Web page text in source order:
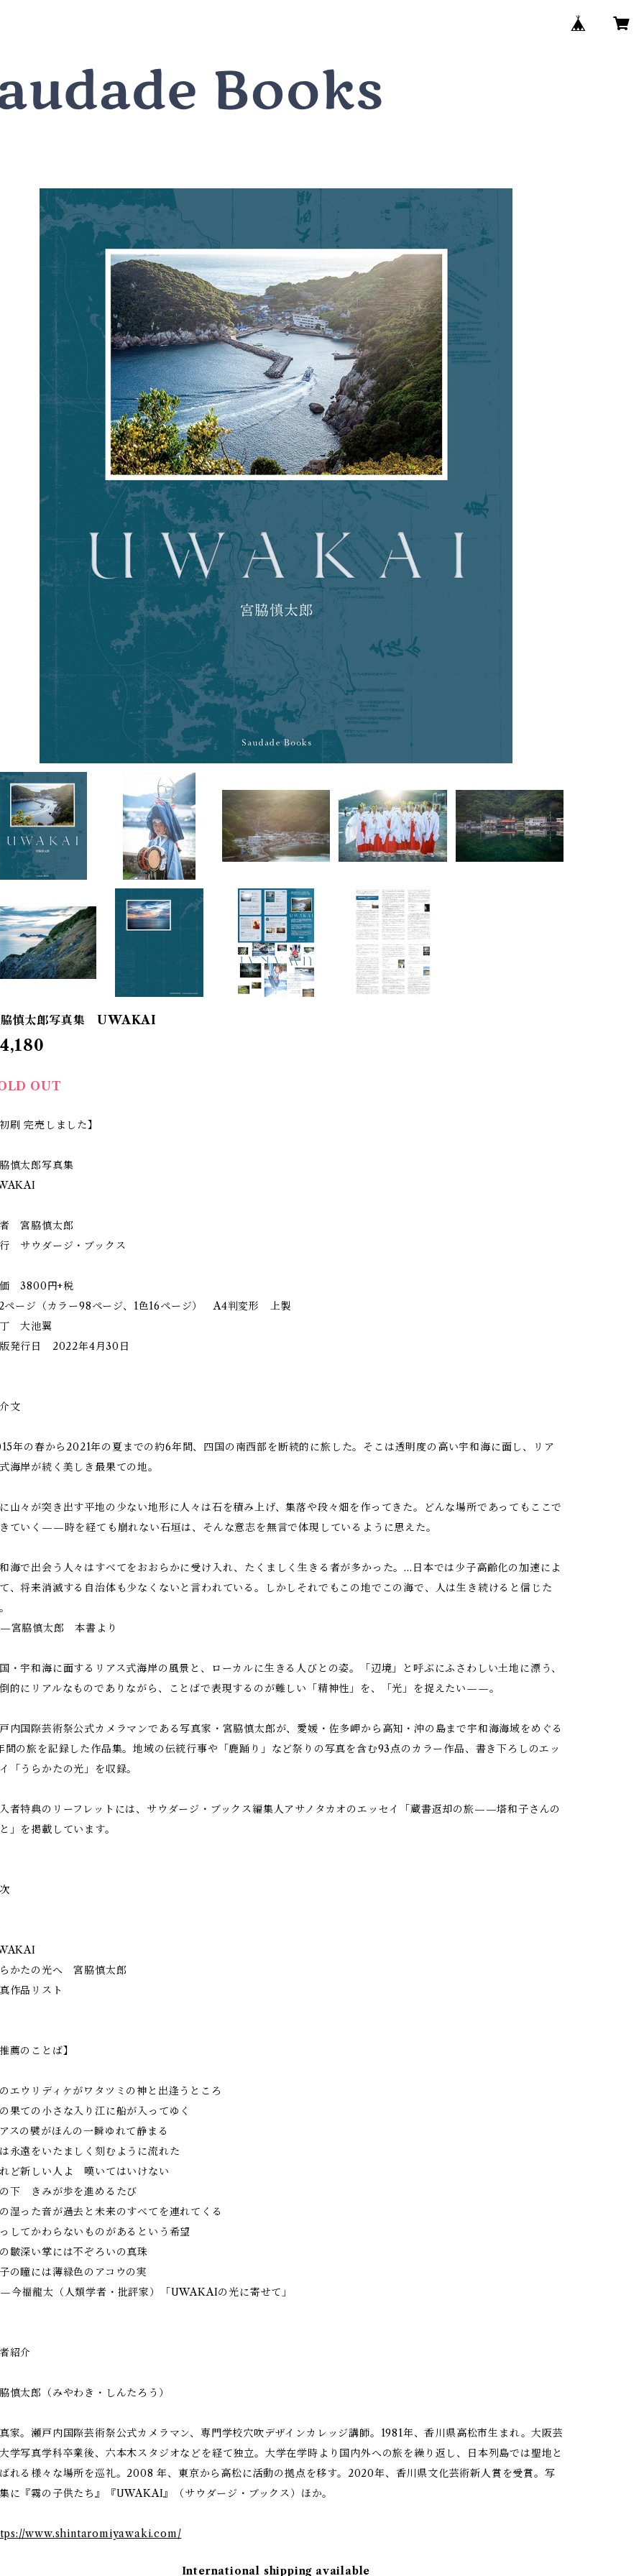
慎太郎写真集 UWAKAI
OUT
初刷 完売しました】
慎太郎写真集
宮脇慎太郎
サウダージ・ブックス
3800円+税
ページ（カラー98ページ、1色16ページ） A4判変形 上製
大池翼
発行日 2022年4月30日
文
年の春から2021年の夏までの約6年間、四国の南西部を断続的に旅した。そこは透明度の高い宇和海に面し、リア
海岸が続く美しき最果ての地。
山々が突き出す平地の少ない地形に人々は石を積み上げ、集落や段々畑を作ってきた。どんな場所であってもここで
ていく——時を経ても崩れない石垣は、そんな意志を無言で体現しているように思えた。
海で出会う人々はすべてをおおらかに受け入れ、たくましく生きる者が多かった。…日本では少子高齢化の加速によ
、将来消滅する自治体も少なくないと言われている。しかしそれでもこの地でこの海で、人は生き続けると信じた
宮脇慎太郎 本書より
・宇和海に面するリアス式海岸の風景と、ローカルに生きる人びとの姿。「辺境」と呼ぶにふさわしい土地に漂う、
的にリアルなものでありながら、ことばで表現するのが難しい「精神性」を、「光」を捉えたい——。
内国際芸術祭公式カメラマンである写真家・宮脇慎太郎が、愛媛・佐多岬から高知・沖の島まで宇和海海域をめぐる
間の旅を記録した作品集。地域の伝統行事や「鹿踊り」など祭りの写真を含む93点のカラー作品、書き下ろしのエッ
「うらかたの光」を収録。
者特典のリーフレットには、サウダージ・ブックス編集人アサノタカオのエッセイ「蔵書返却の旅——塔和子さんの
」を掲載しています。
かたの光へ 宮脇慎太郎
作品リスト
推薦のことば】
エウリディケがワタツミの神と出逢うところ
果ての小さな入り江に船が入ってゆく
スの襞がほんの一瞬ゆれて静まる
永遠をいたましく刻むように流れた
ど新しい人よ 嘆いてはいけない
下 きみが歩を進めるたび
湿った音が過去と未来のすべてを連れてくる
してかわらないものがあるという希望
皺深い掌には不ぞろいの真珠
の瞳には薄緑色のアコウの実
福龍太（人類学者・批評家）「UWAKAIの光に寄せて」
紹介
慎太郎（みやわき・しんたろう）
家。瀬戸内国際芸術祭公式カメラマン、専門学校穴吹デザインカレッジ講師。1981年、香川県高松市生まれ。大阪芸
学写真学科卒業後、六本木スタジオなどを経て独立。大学在学時より国内外への旅を繰り返し、日本列島では聖地と
れる様々な場所を巡礼。2008 年、東京から高松に活動の拠点を移す。2020年、香川県文化芸術新人賞を受賞。写
に『霧の子供たち』『UWAKAI』（サウダージ・ブックス）ほか。
www.shintaromiyawaki.com/
International shipping available